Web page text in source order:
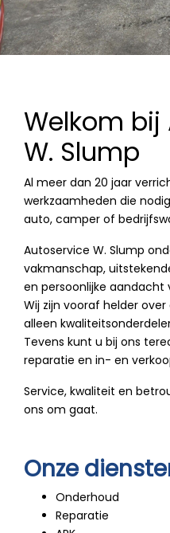
Welkom
W. Slump
Al meer dan 20 jaar
werkzaamheden die
auto, camper of
Autoservice W. Slump
vakmanschap,
en persoonlijke aandacht
Wij zijn vooraf helder
alleen
Tevens kunt u bij ons
reparatie en in- en
Service, kwaliteit en
ons om gaat.
Onze
Onderhoud
Reparatie